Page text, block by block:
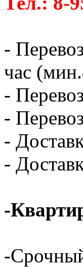
-
час
-
-
-
-
-
-